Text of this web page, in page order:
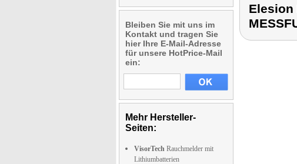
Bleiben Sie mit uns im
Kontakt und tragen Sie
hier Ihre E-Mail-Adresse
für unsere HotPrice-Mail
ein:
Mehr Hersteller-
Seiten:
VisorTech Rauchmelder mit
Lithiumbatterien
Elesion